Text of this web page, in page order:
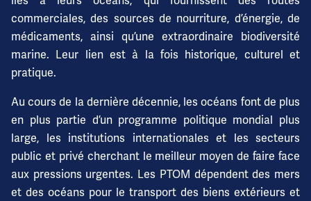
commerciales, des sources de nourriture, d’énergie, de
médicaments, ainsi qu’une extraordinaire biodiversité
marine. Leur lien est à la fois historique, culturel et
pratique.
Au cours de la dernière décennie, les océans font de plus
en plus partie d’un programme politique mondial plus
large, les institutions internationales et les secteurs
public et privé cherchant le meilleur moyen de faire face
aux pressions urgentes. Les PTOM dépendent des mers
et des océans pour le transport des biens extérieurs et